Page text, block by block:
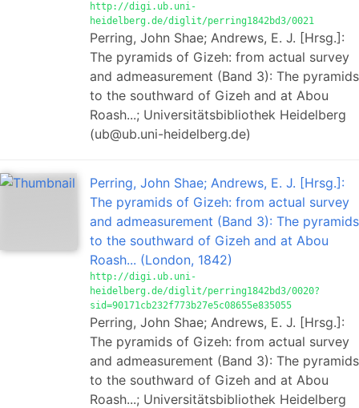
http://digi.ub.uni-
heidelberg.de/diglit/perring1842bd3/0021
Perring, John Shae; Andrews, E. J. [Hrsg.]:
The pyramids of Gizeh: from actual survey
and admeasurement (Band 3): The pyramids
to the southward of Gizeh and at Abou
Roash...; Universitätsbibliothek Heidelberg
(ub@ub.uni-heidelberg.de)
Perring, John Shae; Andrews, E. J. [Hrsg.]:
The pyramids of Gizeh: from actual survey
and admeasurement (Band 3): The pyramids
to the southward of Gizeh and at Abou
Roash... (London, 1842)
http://digi.ub.uni-
heidelberg.de/diglit/perring1842bd3/0020?
sid=90171cb232f773b27e5c08655e835055
Perring, John Shae; Andrews, E. J. [Hrsg.]:
The pyramids of Gizeh: from actual survey
and admeasurement (Band 3): The pyramids
to the southward of Gizeh and at Abou
Roash...; Universitätsbibliothek Heidelberg